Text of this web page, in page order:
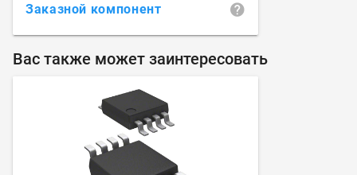
Заказной компонент
Вас также может заинтересовать